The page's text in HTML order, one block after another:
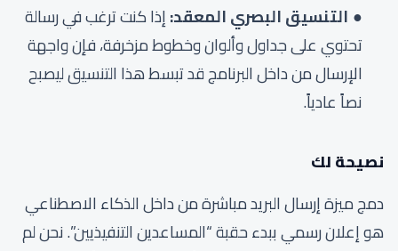
التنسيق البصري المعقد:إذا كنت ترغب في رسالة
تحتوي على جداول وألوان وخطوط مزخرفة، فإن واجهة
الإرسال من داخل البرنامج قد تبسط هذا التنسيق ليصبح
نصاً عادياً.
نصيحة لك
دمج ميزة إرسال البريد مباشرة من داخل الذكاء الاصطناعي
هو إعلان رسمي ببدء حقبة “المساعدين التنفيذيين”. نحن لم